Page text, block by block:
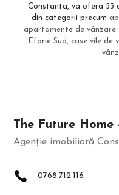
Constanta, va ofera 53
din categorii precum
apartamente de vânzare
Eforie Sud, case vile de
The Future Home
Agenție imobiliară
0768.712.116